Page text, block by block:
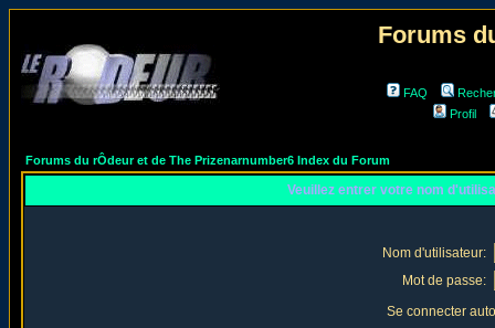
Forums
FAQ
Profil
Forums du rÔdeur et de The Prizenarnumber6 Index du Forum
Veuillez entrer votre nom
Nom d'utilisateur:
Mot de passe:
Se connecter